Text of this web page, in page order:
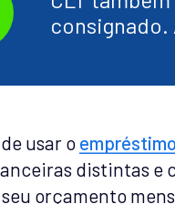
usar o
distintas e
orçamento